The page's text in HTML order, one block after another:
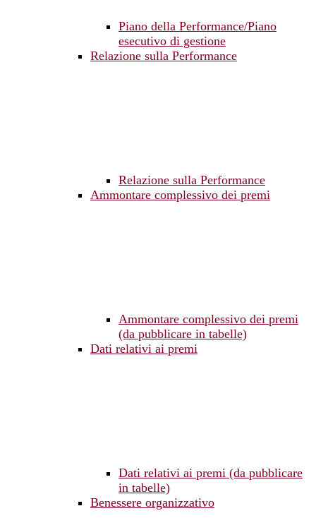
Piano della Performance/Piano
esecutivo di gestione
Relazione sulla Performance
Relazione sulla Performance
Ammontare complessivo dei premi
Ammontare complessivo dei premi
(da pubblicare in tabelle)
Dati relativi ai premi
Dati relativi ai premi (da pubblicare
in tabelle)
Benessere organizzativo